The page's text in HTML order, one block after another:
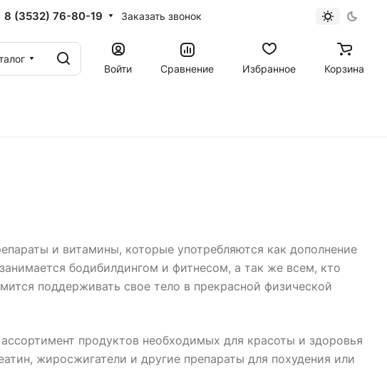
8 (3532) 76-80-19 Заказать звонок
Войти
Сравнение Избранное Корзина
и витамины, которые употребляются как дополнение
бодибилдингом и фитнесом, а так же всем, кто
поддерживать свое тело в прекрасной физической
продуктов необходимых для красоты и здоровья
жиросжигатели и другие препараты для похудения или